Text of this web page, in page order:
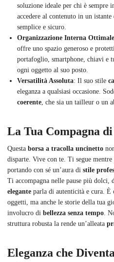
soluzione ideale per chi è sempre
accedere al contenuto in un
semplice e sicuro.
Organizzazione Interna Ottimale
offre uno spazio generoso e
portafoglio, smartphone, chiavi e
ogni oggetto al suo posto.
Versatilità Assoluta: Il suo stile
eleganza a qualsiasi occasione.
coerente , che sia un tailleur o un
La Tua Compagna
Questa borsa a tracolla uncinetto
disparte. Vive con te. Ti segue
portando con sé un’aura di stile
Ti accompagna nelle pause più dolci,
elegante parla di autenticità e cura. È
oggetti, ma anche le storie della tua
involucro di bellezza senza tempo .
struttura robusta la rende un’alleata
Eleganza che